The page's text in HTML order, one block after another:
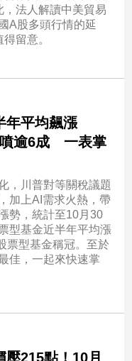
，法人解讀中美貿易
A股多頭行情的延
留意。
年平均飆漲
逾6成 一表掌
，川普對等關稅議題
加上AI需求火熱，帶
勢，統計至10月30
型基金近半年平均漲
票型基金稱冠。至於
佳，一起來快速掌
215點！10月